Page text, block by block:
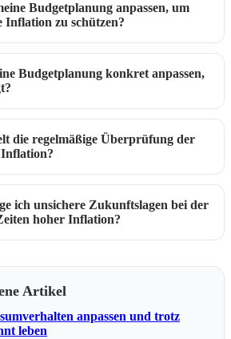
Budgetplanung anpassen, um
Inflation zu schützen?
Budgetplanung konkret anpassen,
die regelmäßige Überprüfung der
ich unsichere Zukunftslagen bei der
hoher Inflation?
Artikel
anpassen und trotz
leben